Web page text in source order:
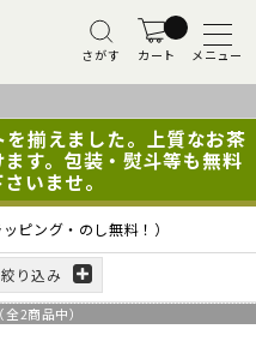
さがす カート メニュー
揃えました。上質なお茶
す。包装・熨斗等も無料
いませ。
ピング・のし無料！）
絞り込み
全2商品中）